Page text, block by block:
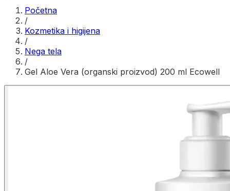
Početna
/
Kozmetika i higijena
/
Nega tela
/
Gel Aloe Vera (organski proizvod) 200 ml Ecowell